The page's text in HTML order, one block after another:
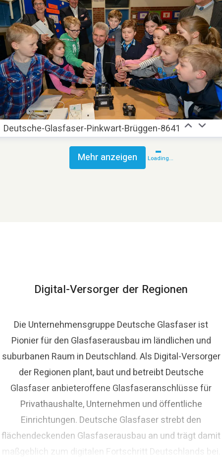
Deutsche-Glasfaser-Pinkwart-Brüggen-8641
Mehr anzeigen Loading...
Digital-Versorger der Regionen
Die Unternehmensgruppe Deutsche Glasfaser ist
Pionier für den Glasfaserausbau im ländlichen und
suburbanen Raum in Deutschland. Als Digital-Versorger
der Regionen plant, baut und betreibt Deutsche
Glasfaser anbieteroffene Glasfaseranschlüsse für
Privathaushalte, Unternehmen und öffentliche
Einrichtungen. Deutsche Glasfaser strebt den
flächendeckenden Glasfaserausbau an und trägt damit
maßgeblich zum digitalen Fortschritt Deutschlands bei.